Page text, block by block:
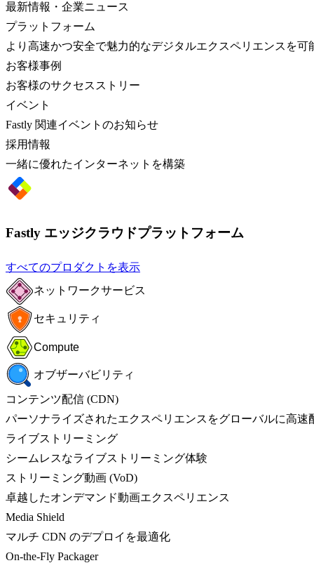
最新情報・企業ニュース
プラットフォーム
より高速かつ安全で魅力的なデジタルエクスペリエンスを可
お客様事例
お客様のサクセスストリー
イベント
Fastly 関連イベントのお知らせ
採用情報
一緒に優れたインターネットを構築
Fastly エッジクラウドプラットフォーム
すべてのプロダクトを表示
ネットワークサービス
セキュリティ
Compute
オブザーバビリティ
コンテンツ配信 (CDN)
パーソナライズされたエクスペリエンスをグローバルに高速
ライブストリーミング
シームレスなライブストリーミング体験
ストリーミング動画 (VoD)
卓越したオンデマンド動画エクスペリエンス
Media Shield
マルチ CDN のデプロイを最適化
On-the-Fly Packager